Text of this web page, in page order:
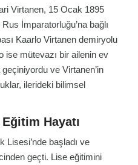
Virtanen, 15 Ocak 1895
İmparatorluğu’na bağlı
Kaarlo Virtanen demiryolu
ise mütevazı bir ailenin ev
geçiniyordu ve Virtanen’in
ilerideki bilimsel
Hayatı
Lisesi’nde başladı ve
geçti. Lise eğitimini